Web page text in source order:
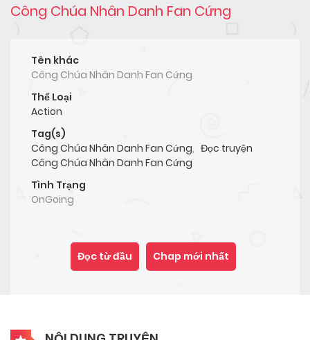
Công Chúa Nhân Danh Fan Cứng
Tên khác
Công Chúa Nhân Danh Fan Cứng
Thể Loại
Action
Tag(s)
Công Chúa Nhân Danh Fan Cứng, Đọc truyện
Công Chúa Nhân Danh Fan Cứng
Tình Trạng
OnGoing
Đọc từ đầu Chap mới nhất